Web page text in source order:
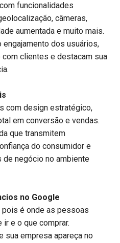
funcionalidades
câmeras,
aumentada e muito mais.
dos usuários,
clientes e destacam sua
com design estratégico,
em conversão e vendas.
que transmitem
do consumidor e
negócio no ambiente
no Google
pois é onde as pessoas
e o que comprar.
sua empresa apareça no